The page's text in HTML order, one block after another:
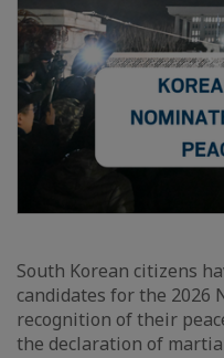
South Korean citizens
candidates for the 2026
recognition of their
the declaration of